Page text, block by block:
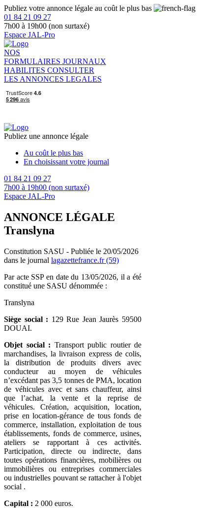
Publiez votre annonce légale au coût le plus bas
01 84 21 09 27
7h00 à 19h00 (non surtaxé)
Espace JAL-Pro
NOS
FORMULAIRES JOURNAUX
HABILITES CONSULTER
LES ANNONCES LEGALES
Publiez une annonce légale
Au coût le plus bas
En choisissant votre journal
01 84 21 09 27
7h00 à 19h00 (non surtaxé)
Espace JAL-Pro
ANNONCE LÉGALE
Translyna
Constitution SASU - Publiée le 20/05/2026
dans le journal lagazettefrance.fr (59)
Par acte SSP en date du 13/05/2026, il a été
constitué une SASU dénommée :
Translyna
Siège social : 129 Rue Jean Jaurès 59500
DOUAI.
Objet social : Transport public routier de
marchandises, la livraison express de colis,
la distribution de produits divers avec
conducteur au moyen de véhicules
n’excédant pas 3,5 tonnes de PMA, location
de véhicules avec et sans chauffeur, ainsi
que l’achat, la vente et la reprise de
véhicules. Création, acquisition, location,
prise en location-gérance de tous fonds de
commerce, installation, exploitation de tous
établissements, fonds de commerce, usines,
ateliers se rapportant à ces activités.
Participation, directe ou indirecte, dans
toutes opérations financières, mobilières ou
immobilières ou entreprises commerciales
ou industrielles pouvant se rattacher à l'objet
social .
Capital : 2 000 euros.